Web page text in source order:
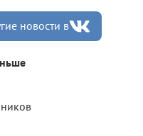
новости в